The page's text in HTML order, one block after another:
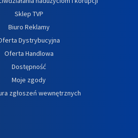
Sklep TVP
Biuro Reklamy
Dystrybucyjna
Oferta Handlowa
Dostępność
Moje zgody
zgłoszeń wewnętrznych